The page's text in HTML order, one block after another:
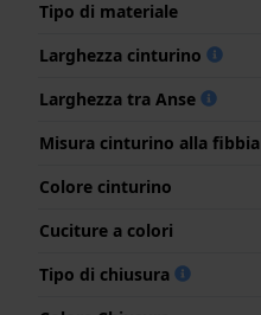
Tipo di materiale
Larghezza cinturino
Larghezza tra Anse
Misura cinturino alla fibbia
Colore cinturino
Cuciture a colori
Tipo di chiusura